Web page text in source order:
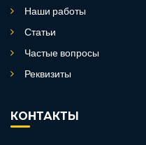
Наши работы
Статьи
Частые вопросы
Реквизиты
КОНТАКТЫ